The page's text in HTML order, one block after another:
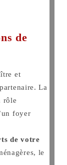
de
et
La
rôle
foyer
de votre
le